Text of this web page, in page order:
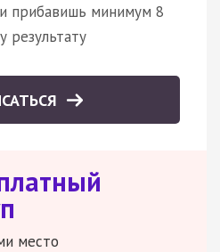
прибавишь минимум 8
результату
место